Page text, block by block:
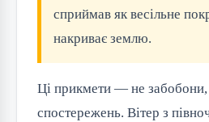
сприймав як весільне
накриває землю.
Ці прикмети — не забобони,
спостережень. Вітер з